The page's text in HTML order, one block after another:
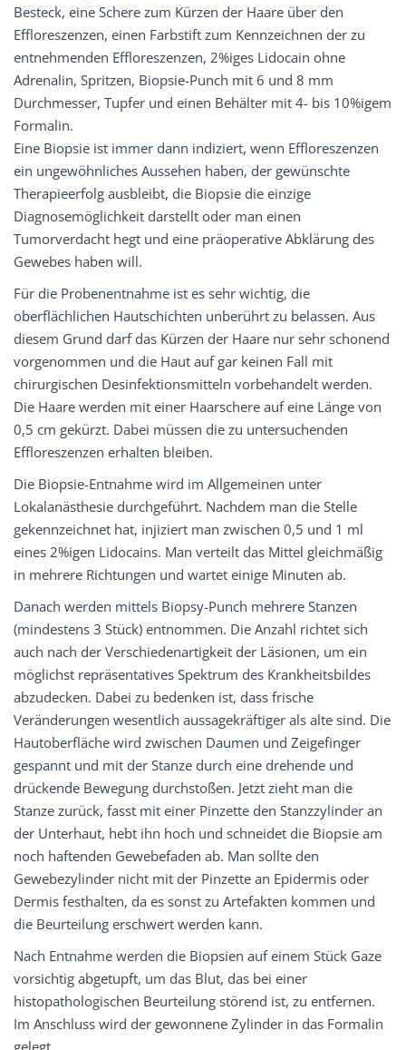
Besteck, eine Schere zum Kürzen der Haare über den
Effloreszenzen, einen Farbstift zum Kennzeichnen der zu
entnehmenden Effloreszenzen, 2%iges Lidocain ohne
Adrenalin, Spritzen, Biopsie-Punch mit 6 und 8 mm
Durchmesser, Tupfer und einen Behälter mit 4- bis 10%igem
Formalin.
Eine Biopsie ist immer dann indiziert, wenn Effloreszenzen
ein ungewöhnliches Aussehen haben, der gewünschte
Therapieerfolg ausbleibt, die Biopsie die einzige
Diagnosemöglichkeit darstellt oder man einen
Tumorverdacht hegt und eine präoperative Abklärung des
Gewebes haben will.
Für die Probenentnahme ist es sehr wichtig, die
oberflächlichen Hautschichten unberührt zu belassen. Aus
diesem Grund darf das Kürzen der Haare nur sehr schonend
vorgenommen und die Haut auf gar keinen Fall mit
chirurgischen Desinfektionsmitteln vorbehandelt werden.
Die Haare werden mit einer Haarschere auf eine Länge von
0,5 cm gekürzt. Dabei müssen die zu untersuchenden
Effloreszenzen erhalten bleiben.
Die Biopsie-Entnahme wird im Allgemeinen unter
Lokalanästhesie durchgeführt. Nachdem man die Stelle
gekennzeichnet hat, injiziert man zwischen 0,5 und 1 ml
eines 2%igen Lidocains. Man verteilt das Mittel gleichmäßig
in mehrere Richtungen und wartet einige Minuten ab.
Danach werden mittels Biopsy-Punch mehrere Stanzen
(mindestens 3 Stück) entnommen. Die Anzahl richtet sich
auch nach der Verschiedenartigkeit der Läsionen, um ein
möglichst repräsentatives Spektrum des Krankheitsbildes
abzudecken. Dabei zu bedenken ist, dass frische
Veränderungen wesentlich aussagekräftiger als alte sind. Die
Hautoberfläche wird zwischen Daumen und Zeigefinger
gespannt und mit der Stanze durch eine drehende und
drückende Bewegung durchstoßen. Jetzt zieht man die
Stanze zurück, fasst mit einer Pinzette den Stanzzylinder an
der Unterhaut, hebt ihn hoch und schneidet die Biopsie am
noch haftenden Gewebefaden ab. Man sollte den
Gewebezylinder nicht mit der Pinzette an Epidermis oder
Dermis festhalten, da es sonst zu Artefakten kommen und
die Beurteilung erschwert werden kann.
Nach Entnahme werden die Biopsien auf einem Stück Gaze
vorsichtig abgetupft, um das Blut, das bei einer
histopathologischen Beurteilung störend ist, zu entfernen.
Im Anschluss wird der gewonnene Zylinder in das Formalin